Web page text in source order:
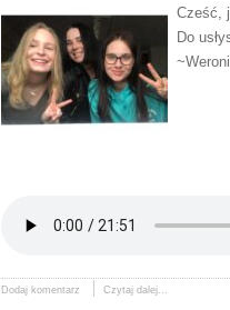
Cześć,
Do
Dodaj komentarz Czytaj dalej...